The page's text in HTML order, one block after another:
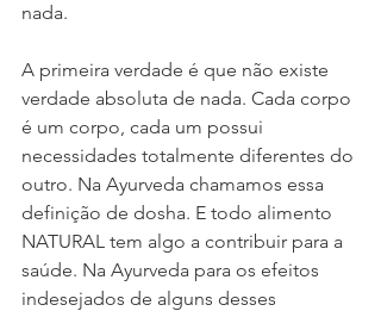
nada.
A primeira verdade é que não existe
verdade absoluta de nada. Cada corpo
é um corpo, cada um possui
necessidades totalmente diferentes do
outro. Na Ayurveda chamamos essa
definição de dosha. E todo alimento
NATURAL tem algo a contribuir para a
saúde. Na Ayurveda para os efeitos
indesejados de alguns desses